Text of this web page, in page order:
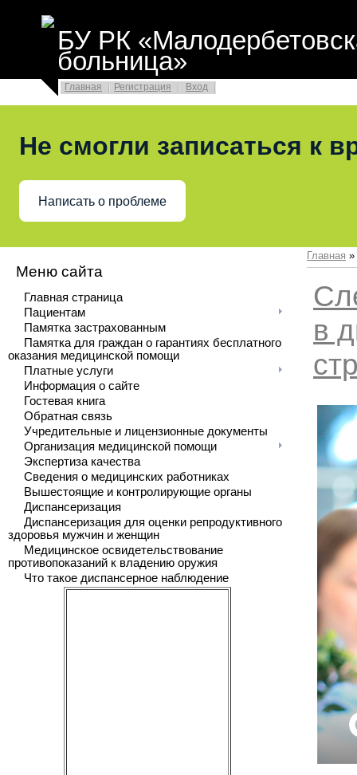
БУ РК
больница»
Главная Регистрация Вход
Не смогли записаться к
Написать о проблеме
Меню сайта
Главная страница
Пациентам
Памятка застрахованным
Памятка для граждан о гарантиях бесплатного
оказания медицинской помощи
Платные услуги
Информация о сайте
Гостевая книга
Обратная связь
Учредительные и лицензионные документы
Организация медицинской помощи
Экспертиза качества
Сведения о медицинских работниках
Вышестоящие и контролирующие органы
Диспансеризация
Диспансеризация для оценки репродуктивного
здоровья мужчин и женщин
Медицинское освидетельствование
противопоказаний к владению оружия
Что такое диспансерное наблюдение
Главная »
в